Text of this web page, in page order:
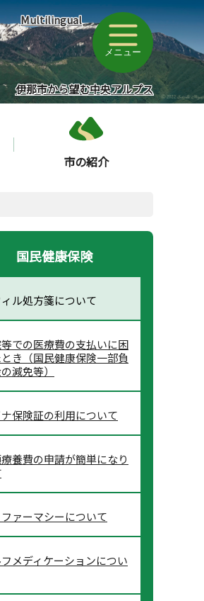
Multilingual
メニュー
伊那市から望む中央アルプス
市の紹介
国民健康保険
ィル処方箋について
での医療費の支払いに困
とき（国民健康保険一部負
減免等）
保険証の利用について
養費の申請が簡単になり
ァーマシーについて
メディケーションについ